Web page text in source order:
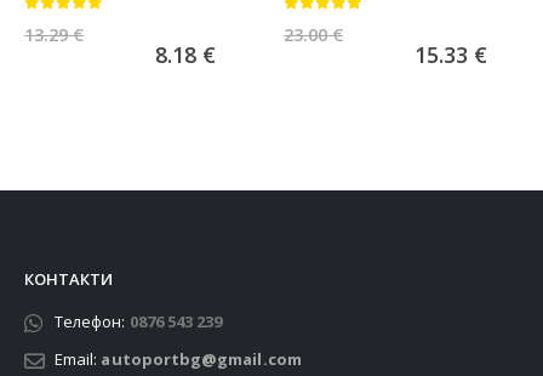
13.29€
8.18 €
23.00€
15.33 €
КОНТАКТИ
Телефон: 0876 543 239
Email: autoportbg@gmail.com